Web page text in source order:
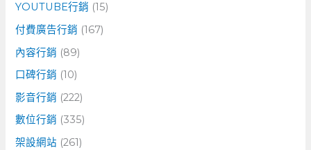
YOUTUBE行銷 (15)
付費廣告行銷 (167)
內容行銷 (89)
口碑行銷 (10)
影音行銷 (222)
數位行銷 (335)
架設網站 (261)